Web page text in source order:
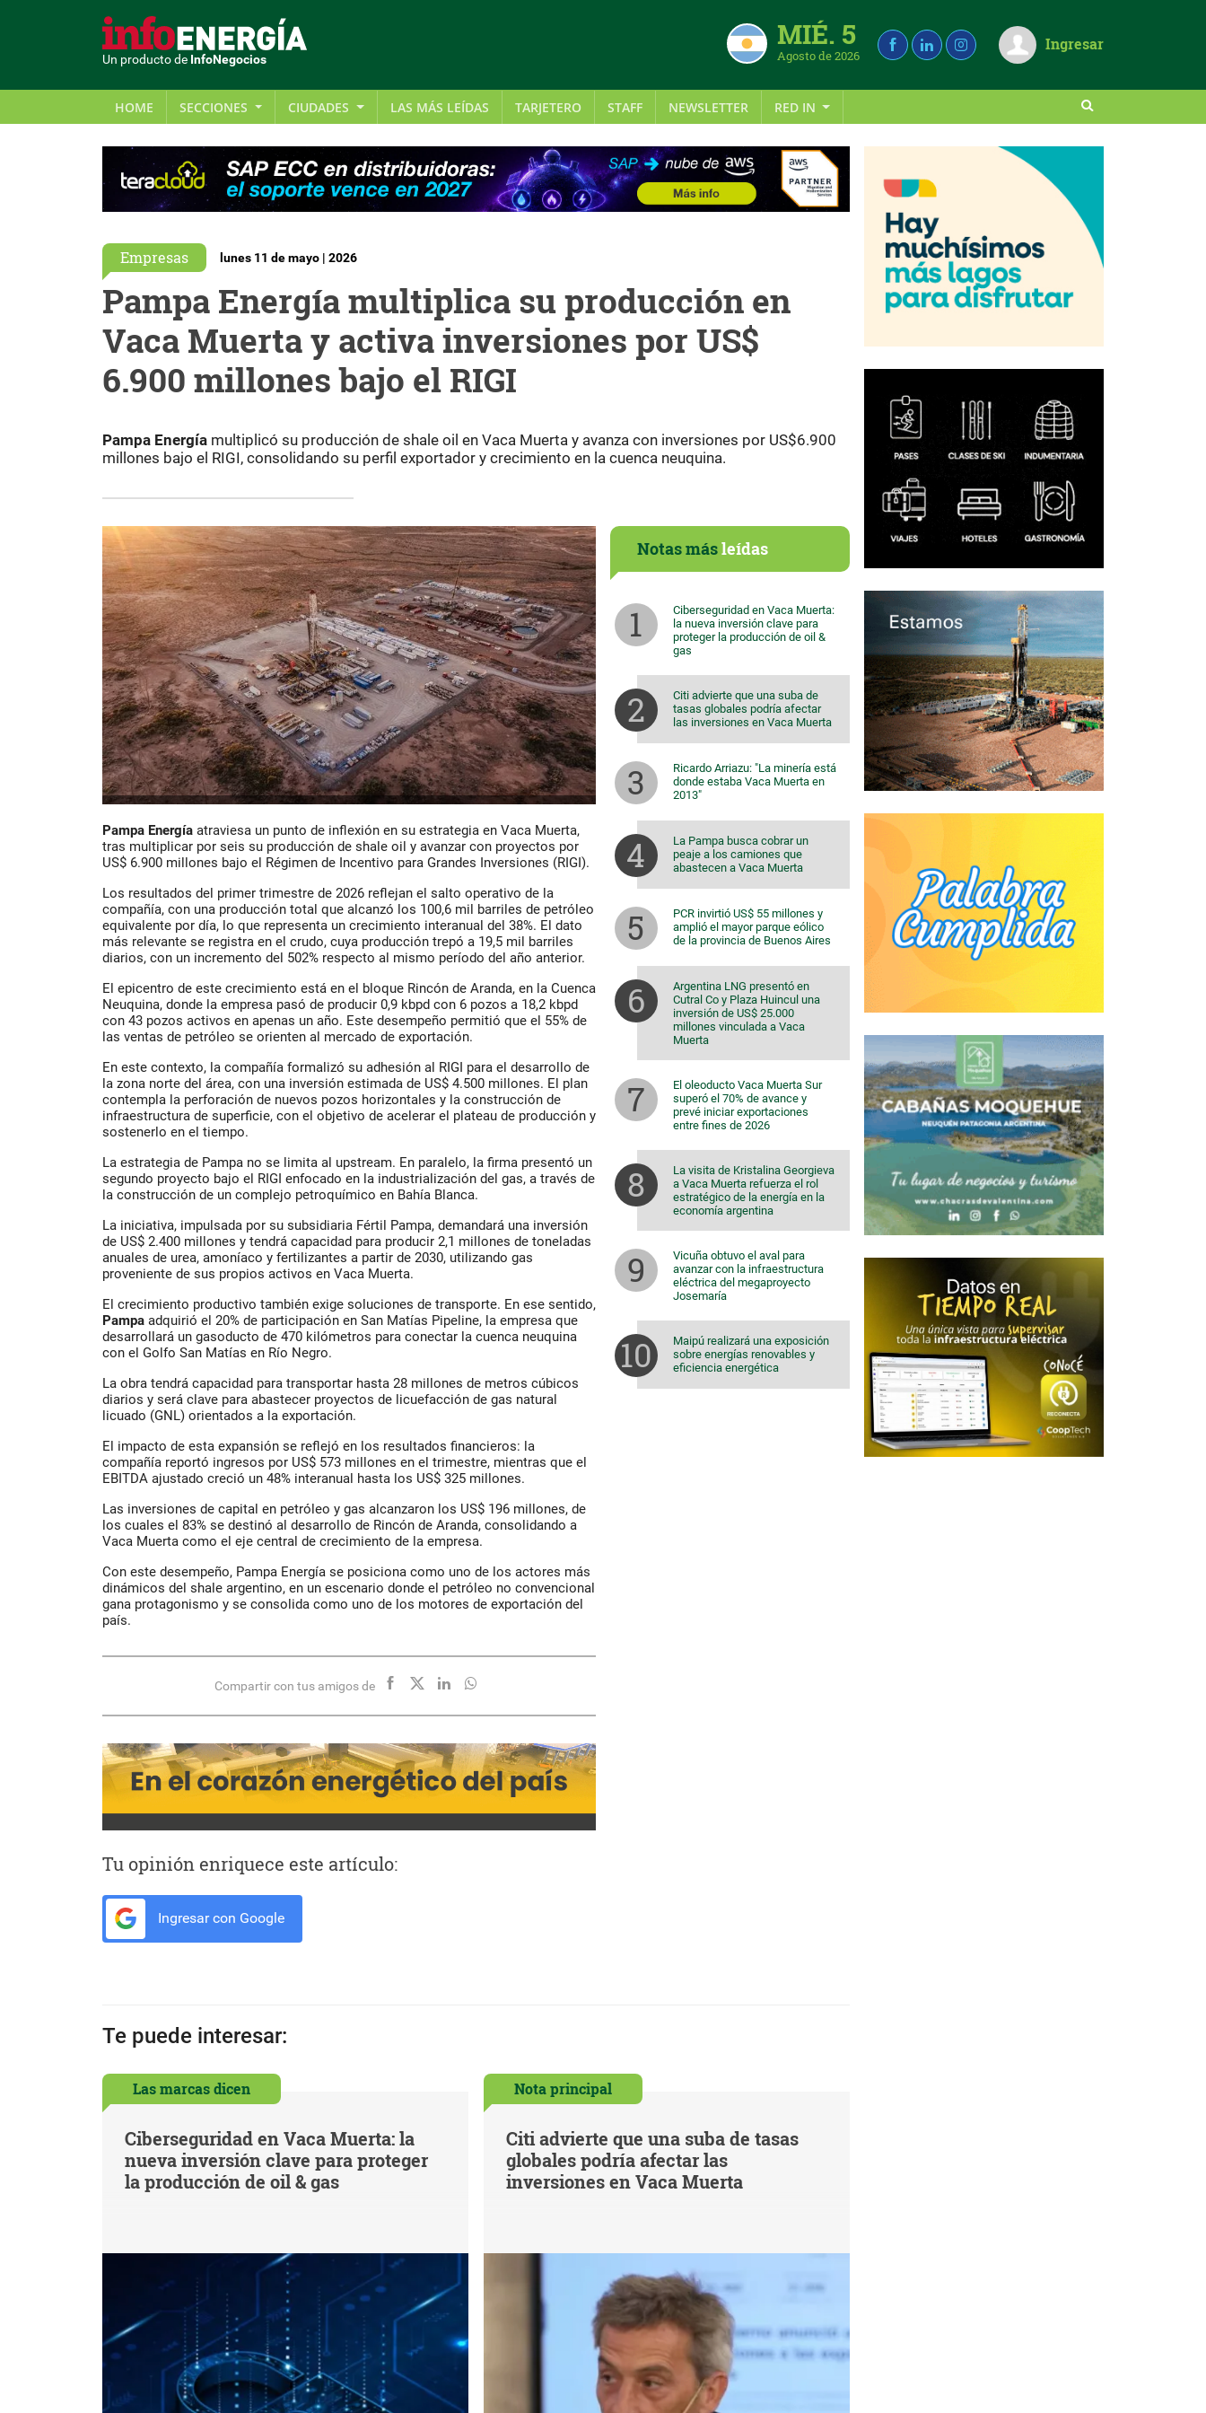
Un producto de InfoNegocios
MIÉ. 5
Agosto de 2026
Ingresar
HOME SECCIONES CIUDADES LAS MÁS LEÍDAS TARJETERO STAFF NEWSLETTER RED IN
Empresas lunes 11 de mayo | 2026
Pampa Energía multiplica su producción en
Vaca Muerta y activa inversiones por US$
6.900 millones bajo el RIGI
Pampa Energía multiplicó su producción de shale oil en Vaca Muerta y avanza con inversiones por US$6.900
millones bajo el RIGI, consolidando su perfil exportador y crecimiento en la cuenca neuquina.
Pampa Energía atraviesa un punto de inflexión en su estrategia en Vaca Muerta,
tras multiplicar por seis su producción de shale oil y avanzar con proyectos por
US$ 6.900 millones bajo el Régimen de Incentivo para Grandes Inversiones (RIGI).
Los resultados del primer trimestre de 2026 reflejan el salto operativo de la
compañía, con una producción total que alcanzó los 100,6 mil barriles de petróleo
equivalente por día, lo que representa un crecimiento interanual del 38%. El dato
más relevante se registra en el crudo, cuya producción trepó a 19,5 mil barriles
diarios, con un incremento del 502% respecto al mismo período del año anterior.
El epicentro de este crecimiento está en el bloque Rincón de Aranda, en la Cuenca
Neuquina, donde la empresa pasó de producir 0,9 kbpd con 6 pozos a 18,2 kbpd
con 43 pozos activos en apenas un año. Este desempeño permitió que el 55% de
las ventas de petróleo se orienten al mercado de exportación.
En este contexto, la compañía formalizó su adhesión al RIGI para el desarrollo de
la zona norte del área, con una inversión estimada de US$ 4.500 millones. El plan
contempla la perforación de nuevos pozos horizontales y la construcción de
infraestructura de superficie, con el objetivo de acelerar el plateau de producción y
sostenerlo en el tiempo.
La estrategia de Pampa no se limita al upstream. En paralelo, la firma presentó un
segundo proyecto bajo el RIGI enfocado en la industrialización del gas, a través de
la construcción de un complejo petroquímico en Bahía Blanca.
La iniciativa, impulsada por su subsidiaria Fértil Pampa, demandará una inversión
de US$ 2.400 millones y tendrá capacidad para producir 2,1 millones de toneladas
anuales de urea, amoníaco y fertilizantes a partir de 2030, utilizando gas
proveniente de sus propios activos en Vaca Muerta.
El crecimiento productivo también exige soluciones de transporte. En ese sentido,
Pampa adquirió el 20% de participación en San Matías Pipeline, la empresa que
desarrollará un gasoducto de 470 kilómetros para conectar la cuenca neuquina
con el Golfo San Matías en Río Negro.
La obra tendrá capacidad para transportar hasta 28 millones de metros cúbicos
diarios y será clave para abastecer proyectos de licuefacción de gas natural
licuado (GNL) orientados a la exportación.
El impacto de esta expansión se reflejó en los resultados financieros: la
compañía reportó ingresos por US$ 573 millones en el trimestre, mientras que el
EBITDA ajustado creció un 48% interanual hasta los US$ 325 millones.
Las inversiones de capital en petróleo y gas alcanzaron los US$ 196 millones, de
los cuales el 83% se destinó al desarrollo de Rincón de Aranda, consolidando a
Vaca Muerta como el eje central de crecimiento de la empresa.
Con este desempeño, Pampa Energía se posiciona como uno de los actores más
dinámicos del shale argentino, en un escenario donde el petróleo no convencional
gana protagonismo y se consolida como uno de los motores de exportación del
país.
Compartir con tus amigos de
Tu opinión enriquece este artículo:
Ingresar con Google
Notas másleídas
Ciberseguridad en Vaca Muerta:
la nueva inversión clave para
proteger la producción de oil &
gas
Citi advierte que una suba de
tasas globales podría afectar
las inversiones en Vaca Muerta
Ricardo Arriazu: "La minería está
donde estaba Vaca Muerta en
2013"
La Pampa busca cobrar un
peaje a los camiones que
abastecen a Vaca Muerta
PCR invirtió US$ 55 millones y
amplió el mayor parque eólico
de la provincia de Buenos Aires
Argentina LNG presentó en
Cutral Co y Plaza Huincul una
inversión de US$ 25.000
millones vinculada a Vaca
Muerta
El oleoducto Vaca Muerta Sur
superó el 70% de avance y
prevé iniciar exportaciones
entre fines de 2026
La visita de Kristalina Georgieva
a Vaca Muerta refuerza el rol
estratégico de la energía en la
economía argentina
Vicuña obtuvo el aval para
avanzar con la infraestructura
eléctrica del megaproyecto
Josemaría
Maipú realizará una exposición
sobre energías renovables y
eficiencia energética
Te puede interesar:
Las marcas dicen
Ciberseguridad en Vaca Muerta: la
nueva inversión clave para proteger
la producción de oil & gas
Nota principal
Citi advierte que una suba de tasas
globales podría afectar las
inversiones en Vaca Muerta